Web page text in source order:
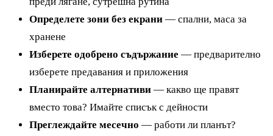
Определете зони без екрани — спални, маса за
хранене
Изберете одобрено съдържание — предварително
изберете предавания и приложения
Планирайте алтернативи — какво ще правят
вместо това? Имайте списък с дейности
Преглеждайте месечно — работи ли планът?